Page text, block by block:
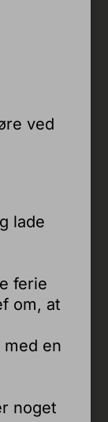
ved
lade
ferie
om, at
en
noget